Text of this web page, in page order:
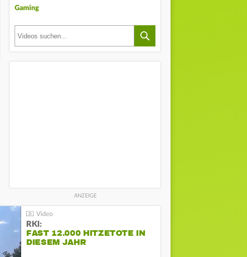
Gaming
RKI:
FAST 12.000 HITZETOTE IN
DIESEM JAHR